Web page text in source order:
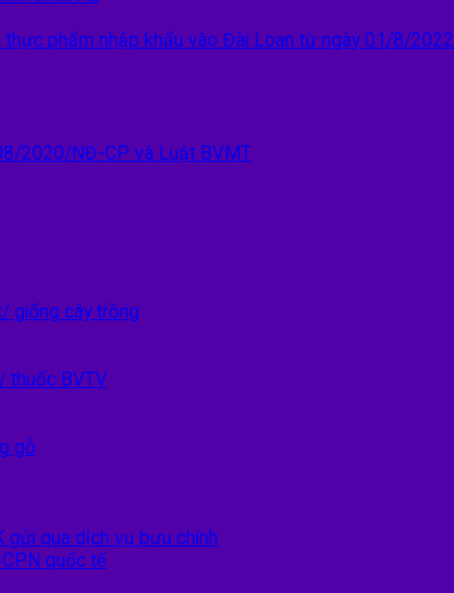
phẩm nhập khẩu vào Đài Loan từ ngày 01/8/2022
2020/NĐ-CP và Luật BVMT
giống cây trồng
thuốc BVTV
gỗ
gửi qua dịch vụ bưu chính
quốc tế